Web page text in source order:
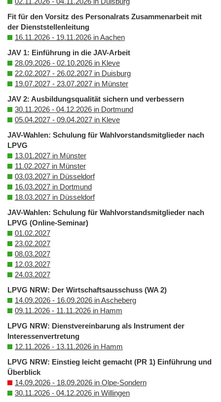
Fit für den Vorsitz des Personalrats Zusammenarbeit mit
der Dienststellenleitung
16.11.2026 - 19.11.2026 in Aachen
JAV 1: Einführung in die JAV-Arbeit
28.09.2026 - 02.10.2026 in Kleve
22.02.2027 - 26.02.2027 in Duisburg
19.07.2027 - 23.07.2027 in Münster
JAV 2: Ausbildungsqualität sichern und verbessern
30.11.2026 - 04.12.2026 in Dortmund
05.04.2027 - 09.04.2027 in Kleve
JAV-Wahlen: Schulung für Wahlvorstandsmitglieder nach
LPVG
13.01.2027 in Münster
11.02.2027 in Münster
03.03.2027 in Düsseldorf
16.03.2027 in Dortmund
18.03.2027 in Düsseldorf
JAV-Wahlen: Schulung für Wahlvorstandsmitglieder nach
LPVG (Online-Seminar)
01.02.2027
23.02.2027
08.03.2027
12.03.2027
24.03.2027
LPVG NRW: Der Wirtschaftsausschuss (WA 2)
14.09.2026 - 16.09.2026 in Ascheberg
09.11.2026 - 11.11.2026 in Hamm
LPVG NRW: Dienstvereinbarung als Instrument der
Interessenvertretung
12.11.2026 - 13.11.2026 in Hamm
LPVG NRW: Einstieg leicht gemacht (PR 1) Einführung und
Überblick
14.09.2026 - 18.09.2026 in Olpe-Sondern
30.11.2026 - 04.12.2026 in Willingen